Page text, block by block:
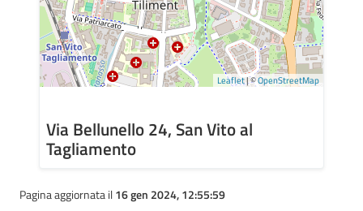
Leaflet| ©OpenStreetMap
Via Bellunello 24, San Vito al
Tagliamento
Pagina aggiornata il16 gen 2024, 12:55:59